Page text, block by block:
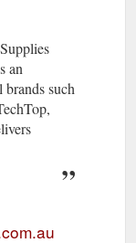
an
such